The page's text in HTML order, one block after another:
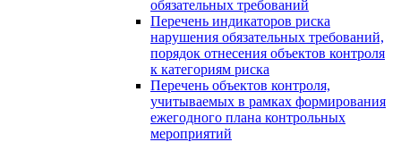
обязательных требований
Перечень индикаторов риска
нарушения обязательных требований,
порядок отнесения объектов контроля
к категориям риска
Перечень объектов контроля,
учитываемых в рамках формирования
ежегодного плана контрольных
мероприятий